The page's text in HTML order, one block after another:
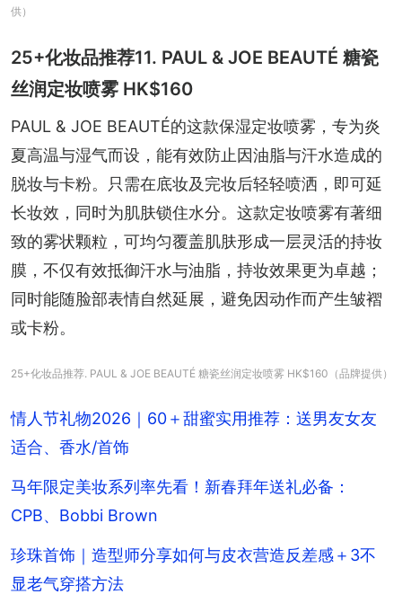
供）
25+化妆品推荐11. PAUL & JOE BEAUTÉ 糖瓷
丝润定妆喷雾 HK$160
PAUL & JOE BEAUTÉ的这款保湿定妆喷雾，专为炎
夏高温与湿气而设，能有效防止因油脂与汗水造成的
脱妆与卡粉。只需在底妆及完妆后轻轻喷洒，即可延
长妆效，同时为肌肤锁住水分。这款定妆喷雾有著细
致的雾状颗粒，可均匀覆盖肌肤形成一层灵活的持妆
膜，不仅有效抵御汗水与油脂，持妆效果更为卓越；
同时能随脸部表情自然延展，避免因动作而产生皱褶
或卡粉。
25+化妆品推荐. PAUL & JOE BEAUTÉ 糖瓷丝润定妆喷雾 HK$160（品牌提供）
情人节礼物2026｜60＋甜蜜实用推荐：送男友女友
适合、香水/首饰
马年限定美妆系列率先看！新春拜年送礼必备：
CPB、Bobbi Brown
珍珠首饰｜造型师分享如何与皮衣营造反差感＋3不
显老气穿搭方法